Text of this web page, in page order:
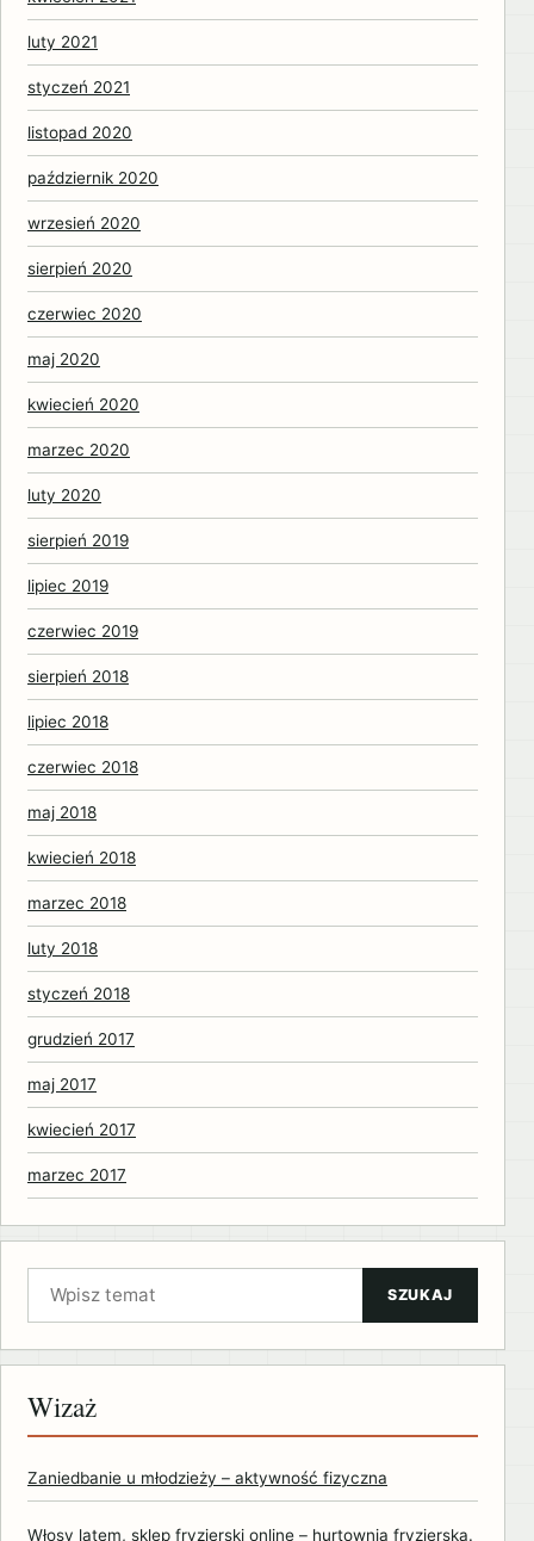
luty 2021
styczeń 2021
listopad 2020
październik 2020
wrzesień 2020
sierpień 2020
czerwiec 2020
maj 2020
kwiecień 2020
marzec 2020
luty 2020
sierpień 2019
lipiec 2019
czerwiec 2019
sierpień 2018
lipiec 2018
czerwiec 2018
maj 2018
kwiecień 2018
marzec 2018
luty 2018
styczeń 2018
grudzień 2017
maj 2017
kwiecień 2017
marzec 2017
Szukaj:
SZUKAJ
Wizaż
Zaniedbanie u młodzieży – aktywność fizyczna
Włosy latem, sklep fryzjerski online – hurtownia fryzjerska.